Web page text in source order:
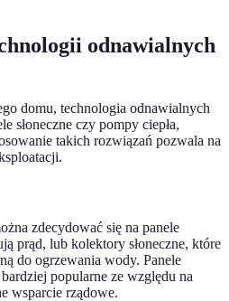
odnawialnych
domu, technologia odnawialnych
słoneczne czy pompy ciepła,
takich rozwiązań pozwala na
zdecydować się na panele
prąd, lub kolektory słoneczne, które
do ogrzewania wody. Panele
popularne ze względu na
wsparcie rządowe.